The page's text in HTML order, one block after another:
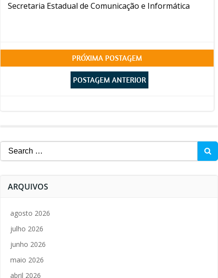
Secretaria Estadual de Comunicação e Informática
Post
navigation
PRÓXIMA POSTAGEM
Post
POSTAGEM ANTERIOR
Search
for:
ARQUIVOS
agosto 2026
julho 2026
junho 2026
maio 2026
abril 2026